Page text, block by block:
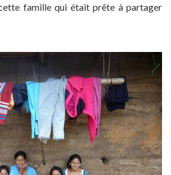
famille qui était prête à partager